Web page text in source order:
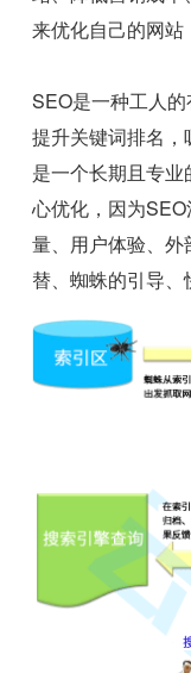
来优化自己的网站
SEO是一种工人
提升关键词排名
是一个长期且专
心优化，因为
量、用户体验、
替、蜘蛛的引导、